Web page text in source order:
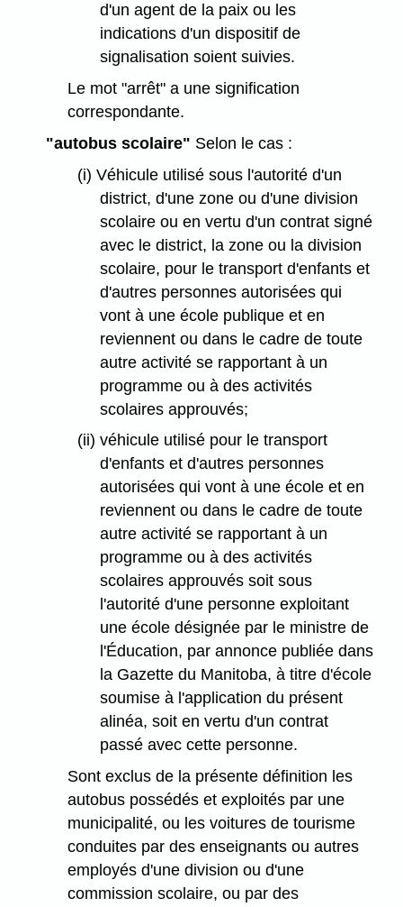
d'un agent de la paix ou les
indications d'un dispositif de
signalisation soient suivies.
Le mot "arrêt" a une signification
correspondante.
"autobus scolaire" Selon le cas :
(i) Véhicule utilisé sous l'autorité d'un
district, d'une zone ou d'une division
scolaire ou en vertu d'un contrat signé
avec le district, la zone ou la division
scolaire, pour le transport d'enfants et
d'autres personnes autorisées qui
vont à une école publique et en
reviennent ou dans le cadre de toute
autre activité se rapportant à un
programme ou à des activités
scolaires approuvés;
(ii) véhicule utilisé pour le transport
d'enfants et d'autres personnes
autorisées qui vont à une école et en
reviennent ou dans le cadre de toute
autre activité se rapportant à un
programme ou à des activités
scolaires approuvés soit sous
l'autorité d'une personne exploitant
une école désignée par le ministre de
l'Éducation, par annonce publiée dans
la Gazette du Manitoba, à titre d'école
soumise à l'application du présent
alinéa, soit en vertu d'un contrat
passé avec cette personne.
Sont exclus de la présente définition les
autobus possédés et exploités par une
municipalité, ou les voitures de tourisme
conduites par des enseignants ou autres
employés d'une division ou d'une
commission scolaire, ou par des